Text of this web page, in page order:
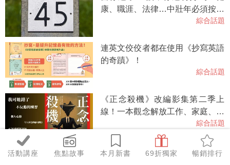
活動講座 焦點故事 本月新書 69折獨家 暢銷排行
康、職涯、法律…中壯年必須按齡
綜合話題
連英文佼佼者都在使用《抄寫英語
的奇蹟》！
綜合話題
《正念殺機》改編影集第二季上
線！一本觀念解放工作、家庭、教
養，一本小說讀滿驚悚、喜劇、諮
商。
綜合話題
【內含試聽】抄寫英語的奇蹟2，